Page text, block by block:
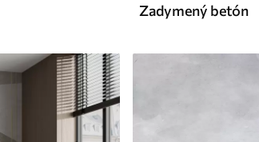
Zadymený betón